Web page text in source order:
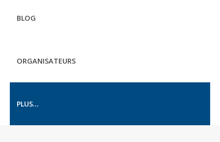
BLOG
ORGANISATEURS
PLUS...